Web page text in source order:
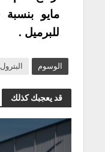
للبرميل .
الوسوم البترول
قد يعجبك كذلك